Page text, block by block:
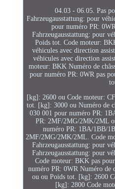
04.03 - 06.05. Pas
Fahrzeugausstattung: pour
pour numéro PR:
Fahrzeugausstattung: pour
Poids tot. Code moteur:
véhicules avec direction
véhicules avec direction
moteur: BKK Numéro de
pour numéro PR: 0WR pas
[kg]: 2600 ou Code moteur:
tot. [kg]: 3000 ou Numéro de
030 001 pour numéro PR:
PR: 2MF/2MG/2MK/2ML
numéro PR: 1BA/1BB/
2MF/2MG/2MK/2ML. Code
Fahrzeugausstattung: pour
Fahrzeugausstattung: pour
Code moteur: BKK pas
numéro PR: 0WR Numéro de
ou ou Poids tot. [kg]: 2600
[kg]: 2800 Code